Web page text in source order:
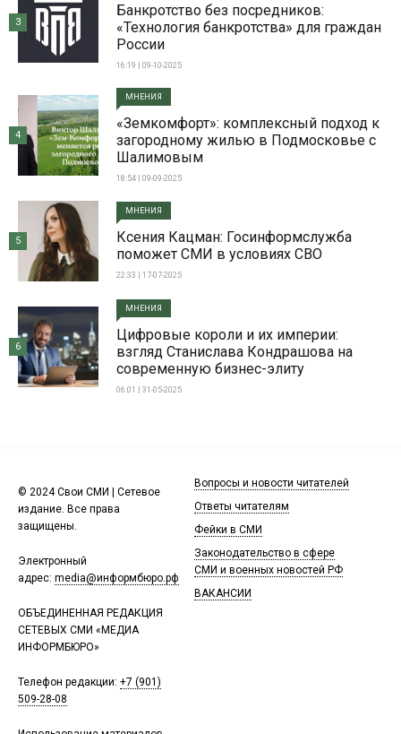
Банкротство без посредников:
«Технология банкротства» для граждан
России
16:19 | 09-10-2025
3
МНЕНИЯ
«Земкомфорт»: комплексный подход к
загородному жилью в Подмосковье с
Шалимовым
18:54 | 09-09-2025
4
МНЕНИЯ
Ксения Кацман: Госинформслужба
поможет СМИ в условиях СВО
22:33 | 17-07-2025
5
МНЕНИЯ
Цифровые короли и их империи:
взгляд Станислава Кондрашова на
современную бизнес-элиту
06:01 | 31-05-2025
6
© 2024 Свои СМИ | Сетевое
издание. Все права
защищены.
Электронный
адрес: media@информбюро.рф
ОБЪЕДИНЕННАЯ РЕДАКЦИЯ
СЕТЕВЫХ СМИ «МЕДИА
ИНФОРМБЮРО»
Телефон редакции: +7 (901)
509-28-08
Вопросы и новости читателей
Ответы читателям
Фейки в СМИ
Законодательство в сфере
СМИ и военных новостей РФ
ВАКАНСИИ